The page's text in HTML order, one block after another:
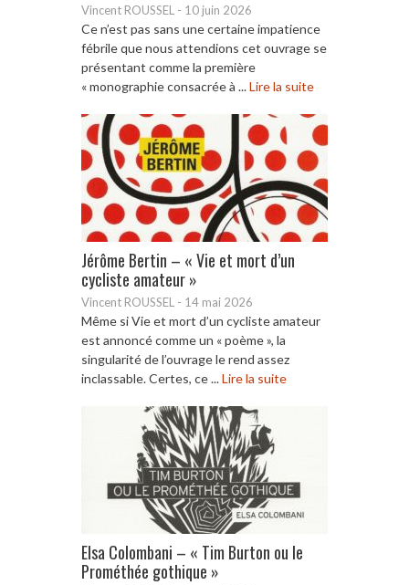
Vincent ROUSSEL - 10 juin 2026
Ce n’est pas sans une certaine impatience
fébrile que nous attendions cet ouvrage se
présentant comme la première
« monographie consacrée à ...Lire la suite
Jérôme Bertin – « Vie et mort d’un
cycliste amateur »
Vincent ROUSSEL - 14 mai 2026
Même si Vie et mort d’un cycliste amateur
est annoncé comme un « poème », la
singularité de l’ouvrage le rend assez
inclassable. Certes, ce ...Lire la suite
Elsa Colombani – « Tim Burton ou le
Prométhée gothique »